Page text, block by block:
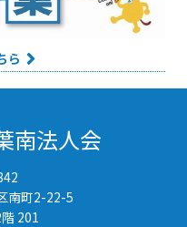
ら
南法人会
南町2-22-5
201